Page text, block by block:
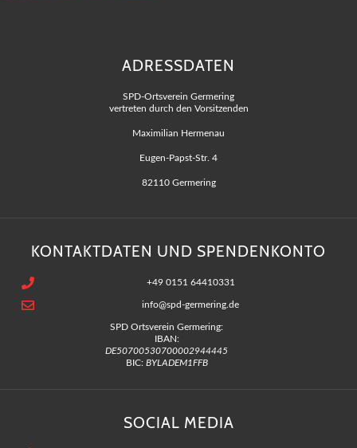
ADRESSDATEN
SPD-Ortsverein Germering
vertreten durch den Vorsitzenden
Maximilian Hermenau
Eugen-Papst-Str. 4
82110 Germering
KONTAKTDATEN UND SPENDENKONTO
+49 0151 64410331
info@spd-germering.de
SPD Ortsverein Germering:
IBAN:
DE50700530700002944445
BIC: BYLADEM1FFB
SOCIAL MEDIA